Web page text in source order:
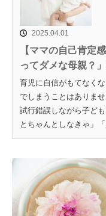
2025.04.01
【ママの自己肯定
ってダメな母親？
育児に自信がもてなく
でしまうことはありま
試行錯誤しながら子ど
とちゃんとしなきゃ」